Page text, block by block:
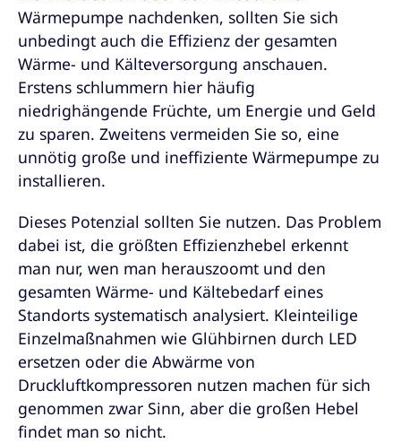
Wärmepumpe nachdenken, sollten Sie sich
unbedingt auch die Effizienz der gesamten
Wärme- und Kälteversorgung anschauen.
Erstens schlummern hier häufig
niedrighängende Früchte, um Energie und Geld
zu sparen. Zweitens vermeiden Sie so, eine
unnötig große und ineffiziente Wärmepumpe zu
installieren.
Dieses Potenzial sollten Sie nutzen. Das Problem
dabei ist, die größten Effizienzhebel erkennt
man nur, wen man herauszoomt und den
gesamten Wärme- und Kältebedarf eines
Standorts systematisch analysiert. Kleinteilige
Einzelmaßnahmen wie Glühbirnen durch LED
ersetzen oder die Abwärme von
Druckluftkompressoren nutzen machen für sich
genommen zwar Sinn, aber die großen Hebel
findet man so nicht.